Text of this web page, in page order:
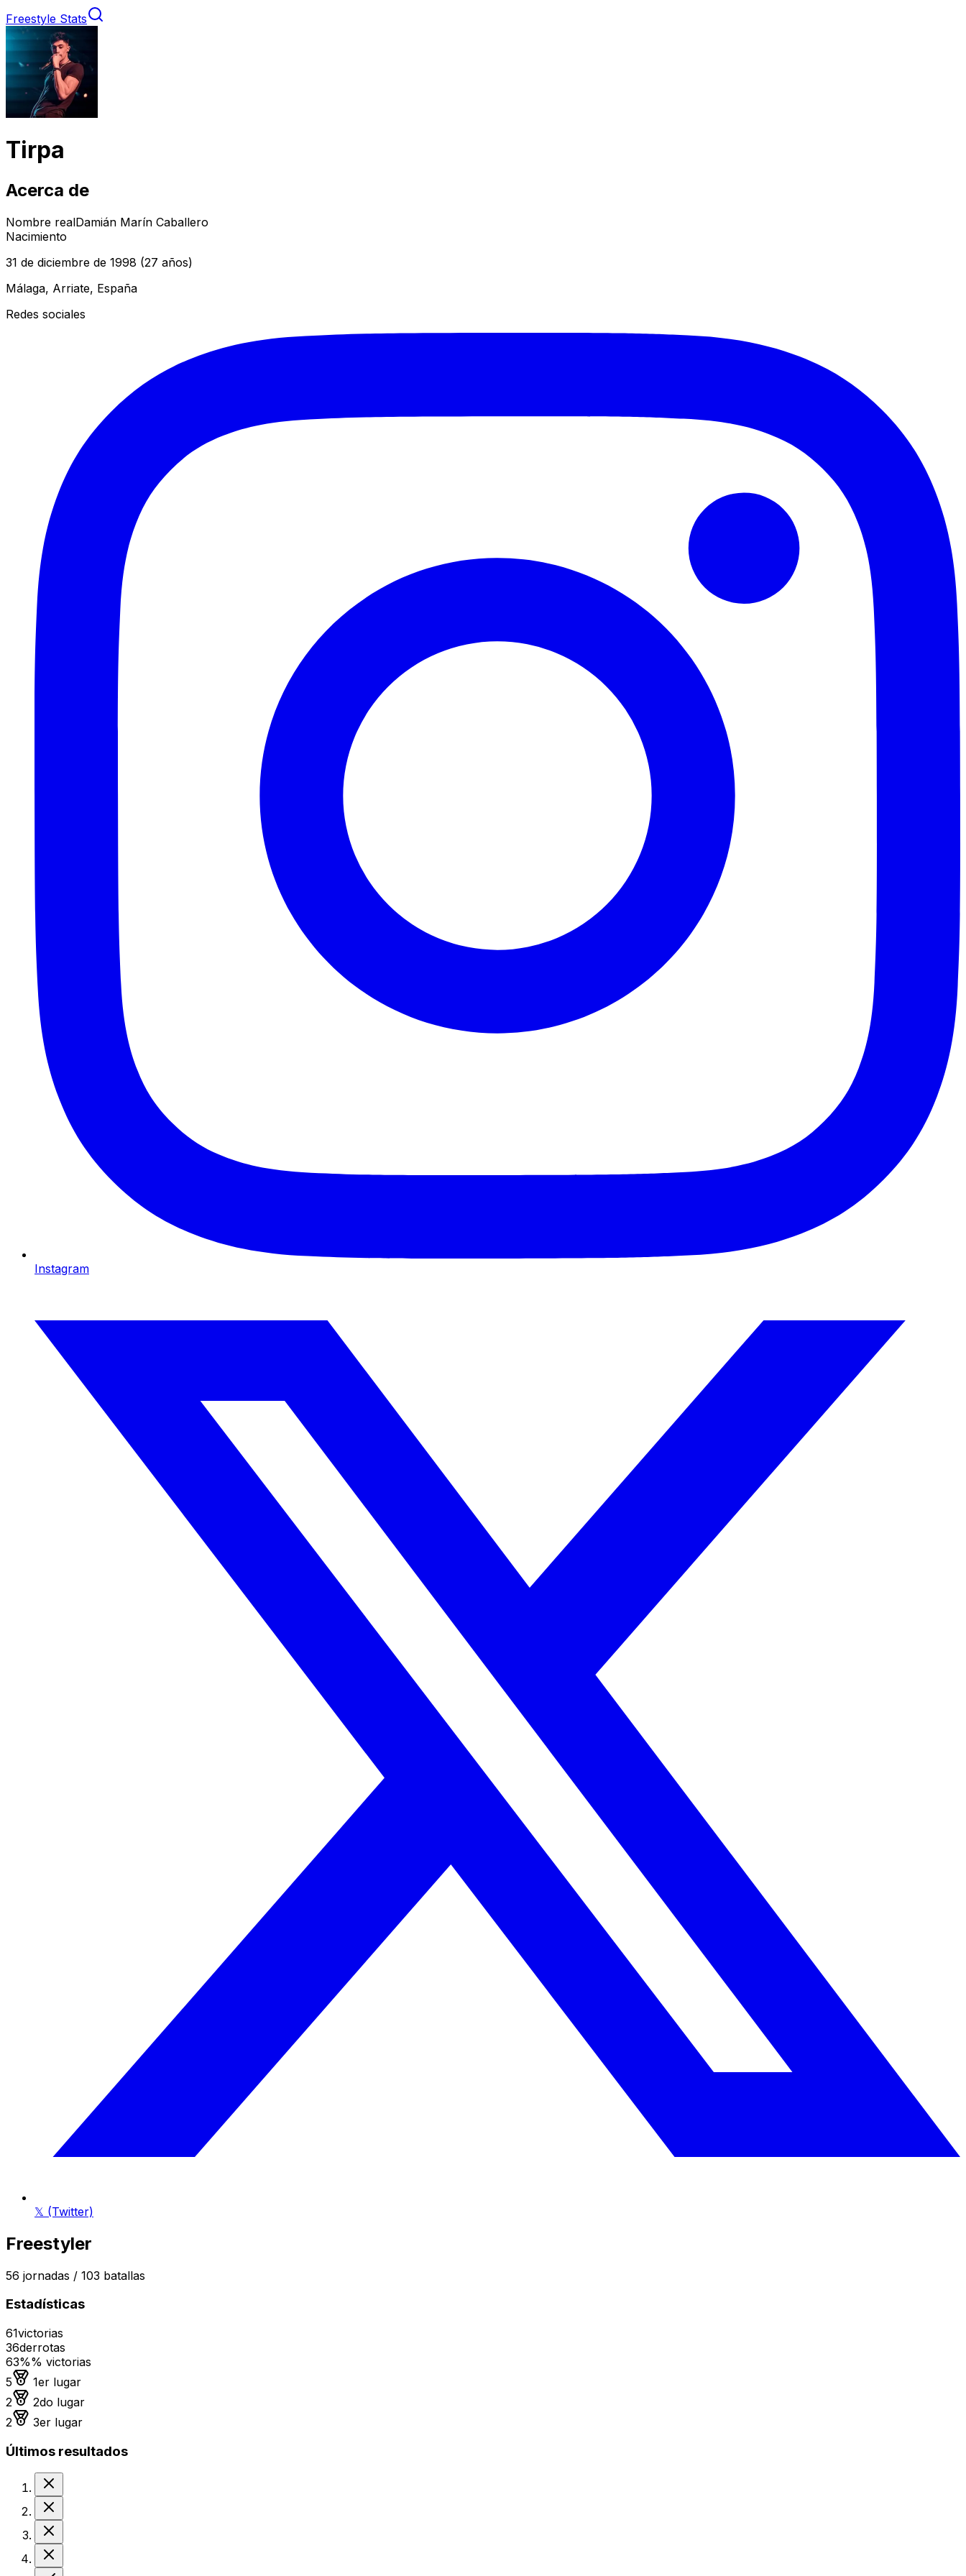
Freestyle Stats
Tirpa
Acerca de
Nombre realDamián Marín Caballero
Nacimiento
31 de diciembre de 1998 (27 años)
Málaga, Arriate, España
Redes sociales
Instagram
𝕏 (Twitter)
Freestyler
56 jornadas / 103 batallas
Estadísticas
61victorias
36derrotas
63%% victorias
5
Medalla de oro
1er lugar
2
Medalla de plata
2do lugar
2
Medalla de bronce
3er lugar
Últimos resultados